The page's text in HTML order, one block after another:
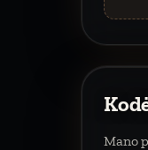
Mano